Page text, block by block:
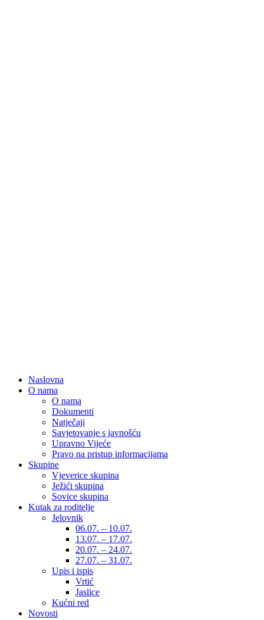
Naslovna
O nama
O nama
Dokumenti
Natječaji
Savjetovanje s javnošću
Upravno Vijeće
Pravo na pristup informacijama
Skupine
Vjeverice skupina
Ježići skupina
Sovice skupina
Kutak za roditelje
Jelovnik
06.07. – 10.07.
13.07. – 17.07.
20.07. – 24.07.
27.07. – 31.07.
Upis i ispis
Vrtić
Jaslice
Kućni red
Novosti